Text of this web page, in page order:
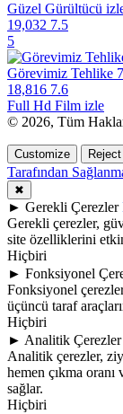
Güzel Gürültücü
19,032 7.5
5
Görevimiz Tehlike
18,816 7.6
Full Hd Film izle
© 2026, Tüm
Customize Reject
Tarafından
✖
► Gerekli Çerezler
Gerekli çerezler,
site özelliklerini
Hiçbiri
► Fonksiyonel
Fonksiyonel
üçüncü taraf
Hiçbiri
► Analitik Çerezler
Analitik çerezler,
hemen çıkma
sağlar.
Hiçbiri